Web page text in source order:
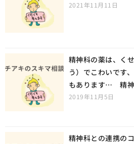
2021年11月11日
精神科の薬は、く
う）でこわいです
もあります… 精
2019年11月5日
精神科との連携の